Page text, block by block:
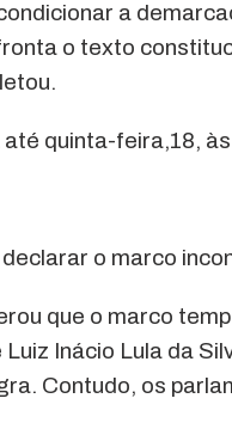
a
o texto
quinta-feira,18,
o marco
que o marco
Inácio Lula da
Contudo, os